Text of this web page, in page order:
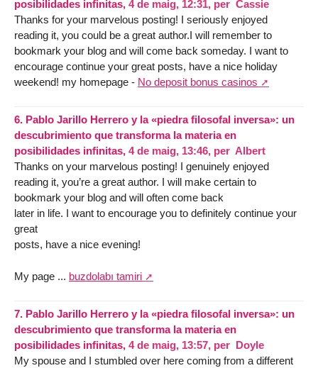
posibilidades infinitas, 4 de maig, 12:31, per Cassie
Thanks for your marvelous posting! I seriously enjoyed
reading it, you could be a great author.I will remember to
bookmark your blog and will come back someday. I want to
encourage continue your great posts, have a nice holiday
weekend! my homepage - No deposit bonus casinos
6. Pablo Jarillo Herrero y la «piedra filosofal inversa»: un
descubrimiento que transforma la materia en
posibilidades infinitas, 4 de maig, 13:46, per Albert
Thanks on your marvelous posting! I genuinely enjoyed
reading it, you’re a great author. I will make certain to
bookmark your blog and will often come back
later in life. I want to encourage you to definitely continue your
great
posts, have a nice evening!
My page ... buzdolabı tamiri
7. Pablo Jarillo Herrero y la «piedra filosofal inversa»: un
descubrimiento que transforma la materia en
posibilidades infinitas, 4 de maig, 13:57, per Doyle
My spouse and I stumbled over here coming from a different